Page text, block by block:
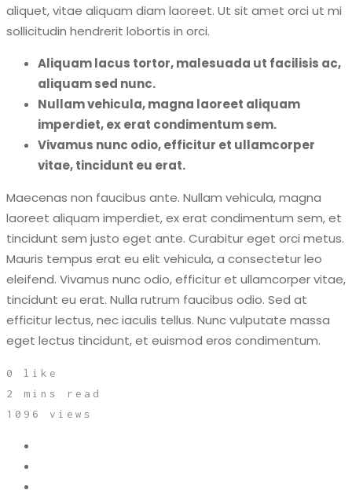
aliquet, vitae aliquam diam laoreet. Ut sit amet orci ut mi
sollicitudin hendrerit lobortis in orci.
Aliquam lacus tortor, malesuada ut facilisis ac,
aliquam sed nunc.
Nullam vehicula, magna laoreet aliquam
imperdiet, ex erat condimentum sem.
Vivamus nunc odio, efficitur et ullamcorper
vitae, tincidunt eu erat.
Maecenas non faucibus ante. Nullam vehicula, magna
laoreet aliquam imperdiet, ex erat condimentum sem, et
tincidunt sem justo eget ante. Curabitur eget orci metus.
Mauris tempus erat eu elit vehicula, a consectetur leo
eleifend. Vivamus nunc odio, efficitur et ullamcorper vitae,
tincidunt eu erat. Nulla rutrum faucibus odio. Sed at
efficitur lectus, nec iaculis tellus. Nunc vulputate massa
eget lectus tincidunt, et euismod eros condimentum.
0
like
2 mins read
1096 views